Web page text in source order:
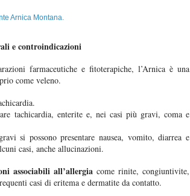
e controindicazioni
farmaceutiche e fitoterapiche, l’Arnica è una
come veleno.
tachicardia, enterite e, nei casi più gravi, coma e
si possono presentare nausea, vomito, diarrea e
casi, anche allucinazioni.
associabili all’allergiacome rinite, congiuntivite,
casi di eritema e dermatite da contatto.